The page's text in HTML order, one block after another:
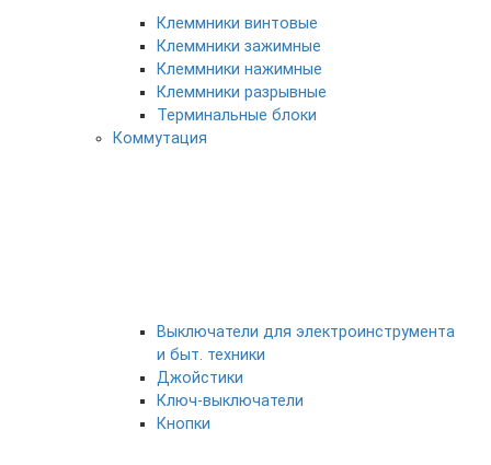
Клеммники винтовые
Клеммники зажимные
Клеммники нажимные
Клеммники разрывные
Терминальные блоки
Коммутация
Выключатели для электроинструмента
и быт. техники
Джойстики
Ключ-выключатели
Кнопки